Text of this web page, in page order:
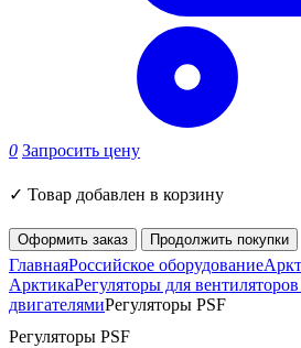
0 Запросить цену
✓ Товар добавлен в корзину
Оформить заказ Продолжить покупки
ГлавнаяРоссийское оборудование
АрктикаРегуляторы для
двигателямиРегуляторы PSF
Регуляторы PSF